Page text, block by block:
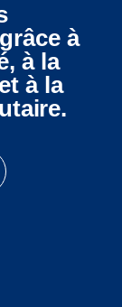
à
à la
à la